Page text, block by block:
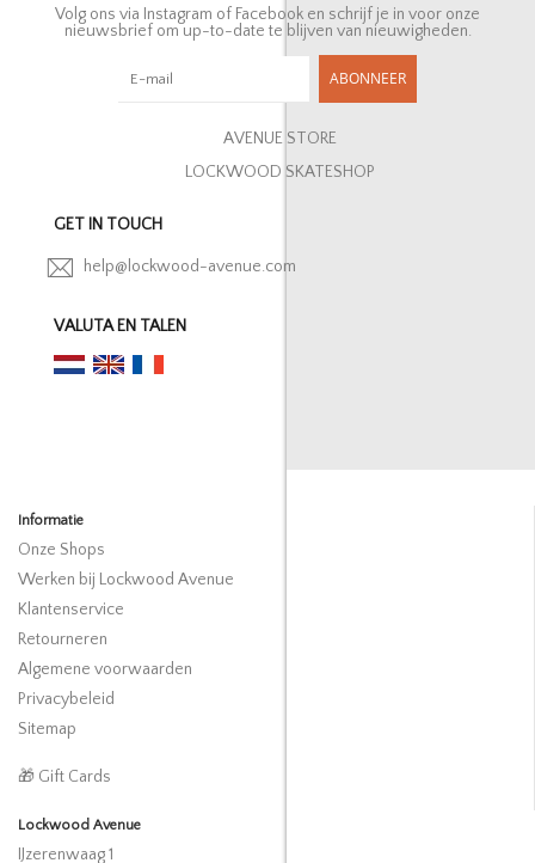
Volg ons via Instagram of Facebook en schrijf je in voor onze
nieuwsbrief om up-to-date te blijven van nieuwigheden.
ABONNEER
AVENUE STORE
LOCKWOOD SKATESHOP
GET IN TOUCH
help@lockwood-avenue.com
VALUTA EN TALEN
Informatie
Onze Shops
Werken bij Lockwood Avenue
Klantenservice
Retourneren
Algemene voorwaarden
Privacybeleid
Sitemap
🎁 Gift Cards
Lockwood Avenue
IJzerenwaag 1